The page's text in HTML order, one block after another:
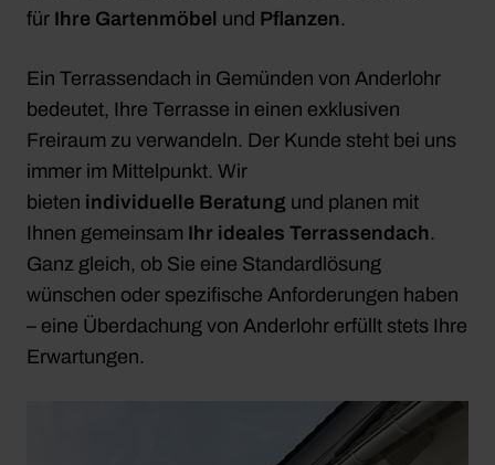
für Ihre Gartenmöbel und Pflanzen.
Ein Terrassendach in Gemünden von Anderlohr
bedeutet, Ihre Terrasse in einen exklusiven
Freiraum zu verwandeln. Der Kunde steht bei uns
immer im Mittelpunkt. Wir
bieten individuelle Beratung und planen mit
Ihnen gemeinsam Ihr ideales Terrassendach.
Ganz gleich, ob Sie eine Standardlösung
wünschen oder spezifische Anforderungen haben
– eine Überdachung von Anderlohr erfüllt stets Ihre
Erwartungen.